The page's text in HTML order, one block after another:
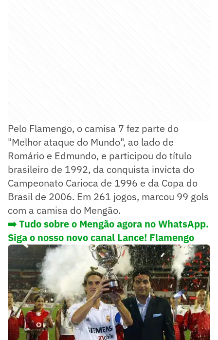
Pelo Flamengo, o camisa 7 fez parte do
"Melhor ataque do Mundo", ao lado de
Romário e Edmundo, e participou do título
brasileiro de 1992, da conquista invicta do
Campeonato Carioca de 1996 e da Copa do
Brasil de 2006. Em 261 jogos, marcou 99 gols
com a camisa do Mengão.
➡️ Tudo sobre o Mengão agora no WhatsApp.
Siga o nosso novo canal Lance! Flamengo